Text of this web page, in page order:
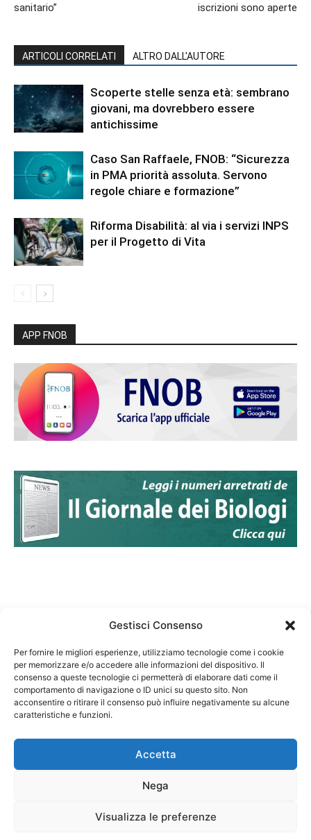
Gestisci Consenso
Per fornire le migliori esperienze, utilizziamo tecnologie come i cookie
per memorizzare e/o accedere alle informazioni del dispositivo. Il
consenso a queste tecnologie ci permetterà di elaborare dati come il
comportamento di navigazione o ID unici su questo sito. Non
acconsentire o ritirare il consenso può influire negativamente su alcune
caratteristiche e funzioni.
Accetta
Nega
Visualizza le preferenze
sanitario”
iscrizioni sono aperte
ARTICOLI CORRELATI ALTRO DALL'AUTORE
Scoperte stelle senza età: sembrano
giovani, ma dovrebbero essere
antichissime
Caso San Raffaele, FNOB: “Sicurezza
in PMA priorità assoluta. Servono
regole chiare e formazione”
Riforma Disabilità: al via i servizi INPS
per il Progetto di Vita
APP FNOB
Federazione Nazionale Degli Ordini dei Biologi:
codice fiscale 80069130583
Responsabile sito internet www.fnob.it:
Privacy Policy Cookie Policy